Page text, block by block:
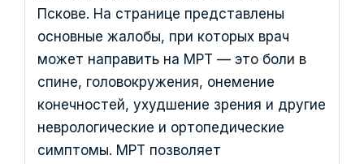
Пскове. На странице представлены
основные жалобы, при которых врач
может направить на МРТ — это боли в
спине, головокружения, онемение
конечностей, ухудшение зрения и другие
неврологические и ортопедические
симптомы. МРТ позволяет